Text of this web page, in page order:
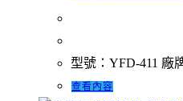
型號：YFD-411 廠
查看內容